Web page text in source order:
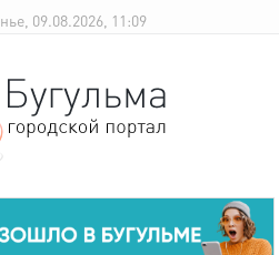
09.08.2026, 11:09